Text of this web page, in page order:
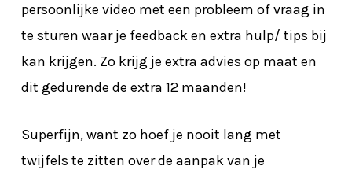
persoonlijke video met een probleem of vraag in
te sturen waar je feedback en extra hulp/ tips bij
kan krijgen. Zo krijg je extra advies op maat en
dit gedurende de extra 12 maanden!
Superfijn, want zo hoef je nooit lang met
twijfels te zitten over de aanpak van je